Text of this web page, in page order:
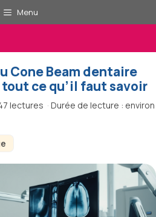
Menu
Cone Beam dentaire
ce qu’il faut savoir
lectures · Durée de lecture : environ